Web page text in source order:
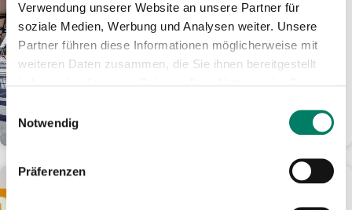
Verwendung unserer Website an unsere Partner für
soziale Medien, Werbung und Analysen weiter. Unsere
Partner führen diese Informationen möglicherweise mit
weiteren Daten zusammen, die Sie ihnen bereitgestellt
Einwilligungsauswahl
Notwendig
Präferenzen
Wie geht es weiter auf der
Siegstrecke?
Siebenmonatige Sanierung der
Bahnstrecke ab Dezember 2026 –